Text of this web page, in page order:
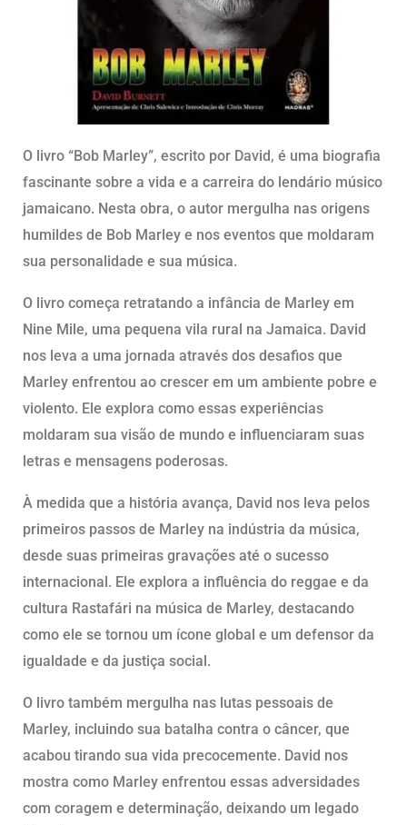
O livro “Bob Marley”, escrito por David, é uma biografia
fascinante sobre a vida e a carreira do lendário músico
jamaicano. Nesta obra, o autor mergulha nas origens
humildes de Bob Marley e nos eventos que moldaram
sua personalidade e sua música.
O livro começa retratando a infância de Marley em
Nine Mile, uma pequena vila rural na Jamaica. David
nos leva a uma jornada através dos desafios que
Marley enfrentou ao crescer em um ambiente pobre e
violento. Ele explora como essas experiências
moldaram sua visão de mundo e influenciaram suas
letras e mensagens poderosas.
À medida que a história avança, David nos leva pelos
primeiros passos de Marley na indústria da música,
desde suas primeiras gravações até o sucesso
internacional. Ele explora a influência do reggae e da
cultura Rastafári na música de Marley, destacando
como ele se tornou um ícone global e um defensor da
igualdade e da justiça social.
O livro também mergulha nas lutas pessoais de
Marley, incluindo sua batalha contra o câncer, que
acabou tirando sua vida precocemente. David nos
mostra como Marley enfrentou essas adversidades
com coragem e determinação, deixando um legado